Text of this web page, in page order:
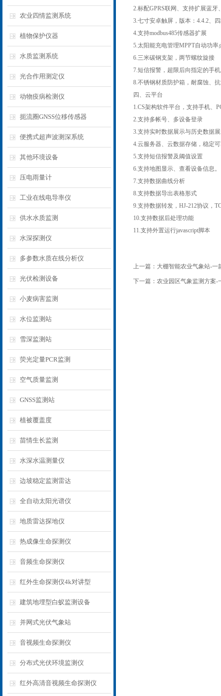
农业四情监测系统
植物保护仪器
水质监测系统
光合作用测定仪
动物疫病检测仪
扼流圈GNSS位移传感器
便携式超声波测深系统
其他环境设备
压电雨量计
工业在线电导率仪
供水水质监测
水深探测仪
多参数水质在线分析仪
光伏检测设备
小麦病害监测
水位监测站
雪深监测站
荧光定量PCR监测
空气质量监测
GNSS监测站
植被覆盖度
苗情生长监测
水深水温测量仪
边坡稳定监测雷达
全自动太阳光谱仪
地质雷达探地仪
热成像生命探测仪
音频生命探测仪
红外生命探测仪4k对讲型
建筑地埋型白蚁监测设备
并网式光伏气象站
音视频生命探测仪
分布式光伏环境监测仪
红外高清音视频生命探测仪
2.标配GPRS联网、支持扩展蓝牙
3.七寸安卓触屏，版本：4.4.2、
4.支持modbus485传感器扩展
5.太阳能充电管理MPPT自动功率
6.三米碳钢支架，两节螺纹旋接
7.短信报警，超限后向指定的手
8.不锈钢材质防护箱，耐腐蚀、
四、云平台
1.CS架构软件平台，支持手机、
2.支持多帐号、多设备登录
3.支持实时数据展示与历史数据
4.云服务器、云数据存储，稳定
5.支持短信报警及阈值设置
6.支持地图显示、查看设备信息。
7.支持数据曲线分析
8.支持数据导出表格形式
9.支持数据转发，HJ-212协议，
10.支持数据后处理功能
11.支持外置运行javascript脚本
上一篇： 大棚智能农业气象站-一
下一篇： 农业园区气象监测方案-